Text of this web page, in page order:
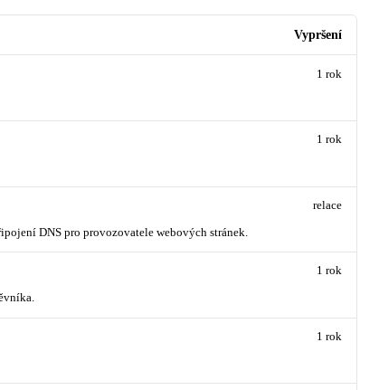
Vypršení
1 rok
1 rok
DNS pro provozovatele webových stránek.
relace
1 rok
1 rok